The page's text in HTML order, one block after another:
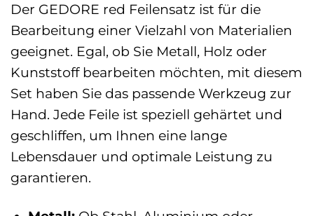
Der GEDORE red Feilensatz ist für die
Bearbeitung einer Vielzahl von Materialien
geeignet. Egal, ob Sie Metall, Holz oder
Kunststoff bearbeiten möchten, mit diesem
Set haben Sie das passende Werkzeug zur
Hand. Jede Feile ist speziell gehärtet und
geschliffen, um Ihnen eine lange
Lebensdauer und optimale Leistung zu
garantieren.